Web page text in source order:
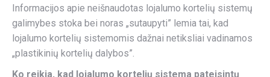
Informacijos apie neišnaudotas lojalumo kortelių sistemų
galimybes stoka bei noras „sutaupyti” lemia tai, kad
lojalumo kortelių sistemomis dažnai netiksliai vadinamos
„plastikinių kortelių dalybos”.
Ko reikia, kad lojalumo kortelių sistema pateisintų